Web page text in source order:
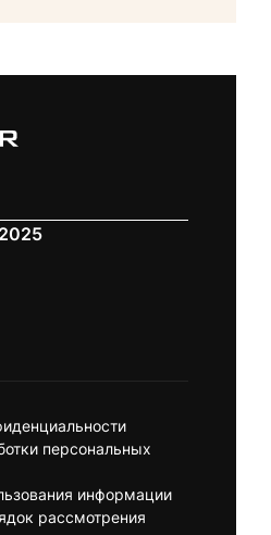
персональных
информации
рассмотрения